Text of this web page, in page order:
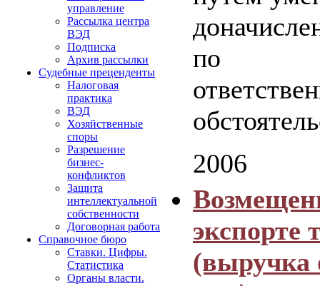
управление
Рассылка центра
ВЭД
Подписка
Архив рассылки
Судебные преценденты
Налоговая
практика
ВЭД
Хозяйственные
споры
Разрешение
бизнес-
конфликтов
Защита
интеллектуальной
собственности
Договорная работа
Справочное бюро
Ставки. Цифры.
Статистика
Органы власти.
по
2006
экспорте
(выручка